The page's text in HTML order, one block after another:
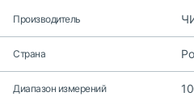
Производитель
Страна
Диапазон измерений